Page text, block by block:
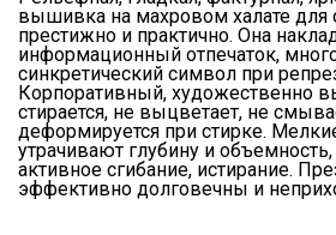
вышивка на махровом халате для
престижно и практично. Она
информационный отпечаток,
синкретический символ при
Корпоративный, художественно
стирается, не выцветает, не
деформируется при стирке.
утрачивают глубину и
активное сгибание, истирание.
эффективно долговечны и